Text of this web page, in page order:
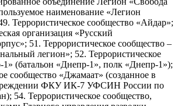
наименование «Легион
Террористическое сообщество «Айдар»;
организация «Русский
51. Террористическое сообщество –
легион»; 52. Террористическое
(батальон «Днепр-1», полк «Днепр-1»);
сообщество «Джамаат» (созданное в
ФКУ ИК-7 УФСИН России по
54. Террористическое сообщество,